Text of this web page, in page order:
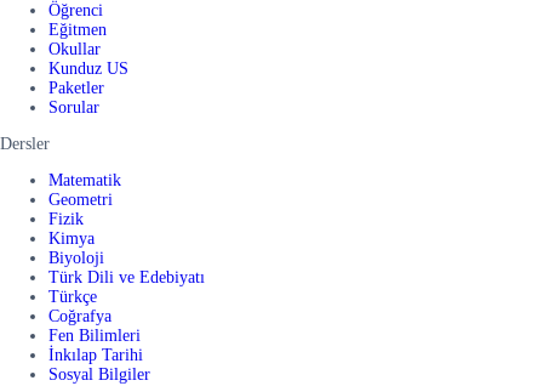
Öğrenci
Eğitmen
Okullar
Kunduz US
Paketler
Sorular
Dersler
Matematik
Geometri
Fizik
Kimya
Biyoloji
Türk Dili ve Edebiyatı
Türkçe
Coğrafya
Fen Bilimleri
İnkılap Tarihi
Sosyal Bilgiler